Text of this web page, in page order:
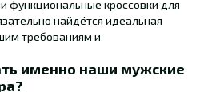
функциональные кроссовки для
найдётся идеальная
требованиям и
именно наши мужские